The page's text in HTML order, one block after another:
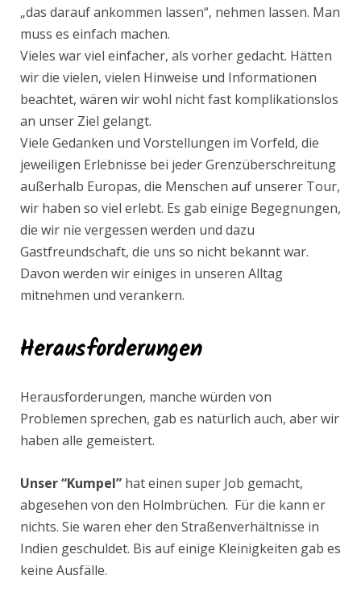
„das darauf ankommen lassen“, nehmen lassen. Man
muss es einfach machen.
Vieles war viel einfacher, als vorher gedacht. Hätten
wir die vielen, vielen Hinweise und Informationen
beachtet, wären wir wohl nicht fast komplikationslos
an unser Ziel gelangt.
Viele Gedanken und Vorstellungen im Vorfeld, die
jeweiligen Erlebnisse bei jeder Grenzüberschreitung
außerhalb Europas, die Menschen auf unserer Tour,
wir haben so viel erlebt. Es gab einige Begegnungen,
die wir nie vergessen werden und dazu
Gastfreundschaft, die uns so nicht bekannt war.
Davon werden wir einiges in unseren Alltag
mitnehmen und verankern.
Herausforderungen
Herausforderungen, manche würden von
Problemen sprechen, gab es natürlich auch, aber wir
haben alle gemeistert.
Unser “Kumpel” hat einen super Job gemacht,
abgesehen von den Holmbrüchen. Für die kann er
nichts. Sie waren eher den Straßenverhältnisse in
Indien geschuldet. Bis auf einige Kleinigkeiten gab es
keine Ausfälle.